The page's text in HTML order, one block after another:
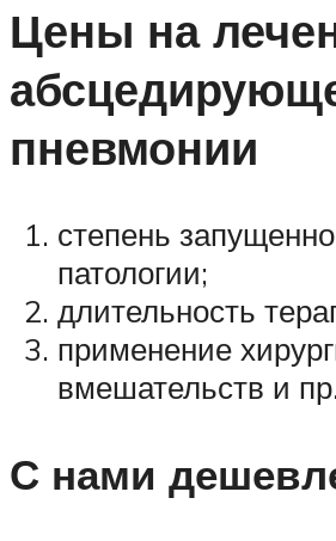
Цены на
пневмонии
степень
патологии;
длительность
применение
вмешательств и пр.
С нами